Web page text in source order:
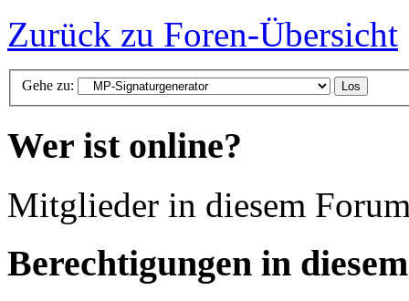
Zurück zu Foren-Übersicht
Gehe zu:
Wer ist online?
Mitglieder in diesem
Berechtigungen in